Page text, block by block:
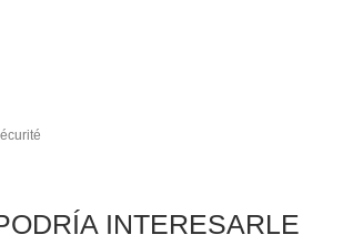
INTERESARLE